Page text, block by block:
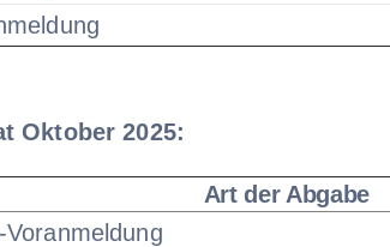
Oktober 2025:
Art der Abgabe